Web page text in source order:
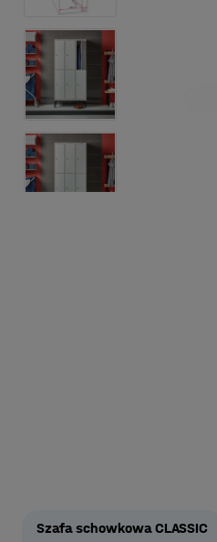
Szafa schowkowa CLASSIC